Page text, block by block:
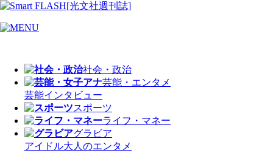
社会・政治
芸能・エンタメ
芸能インタビュー
スポーツ
ライフ・マネー
グラビア
アイドル大人のエンタメ